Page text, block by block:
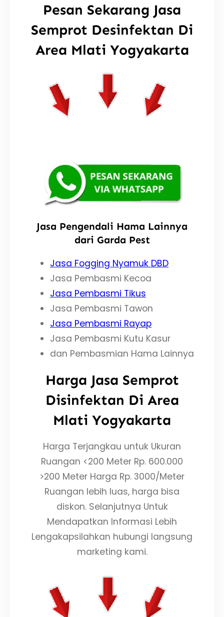
Pesan Sekarang Jasa
Semprot Desinfektan Di
Area Mlati Yogyakarta
Jasa Pengendali Hama Lainnya
dari Garda Pest
Jasa Fogging Nyamuk DBD
Jasa Pembasmi Kecoa
Jasa Pembasmi Tikus
Jasa Pembasmi Tawon
Jasa Pembasmi Rayap
Jasa Pembasmi Kutu Kasur
dan Pembasmian Hama Lainnya
Harga Jasa Semprot
Disinfektan Di Area
Mlati Yogyakarta
Harga Terjangkau untuk Ukuran
Ruangan <200 Meter Rp. 600.000
>200 Meter Harga Rp. 3000/Meter
Ruangan lebih luas, harga bisa
diskon. Selanjutnya Untuk
Mendapatkan Informasi Lebih
Lengakapsilahkan hubungi langsung
marketing kami.